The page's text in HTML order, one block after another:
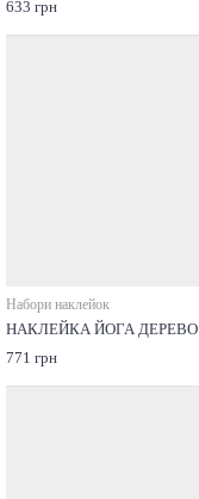
633 грн
Набори наклейок
НАКЛЕЙКА ЙОГА ДЕРЕВО
771 грн